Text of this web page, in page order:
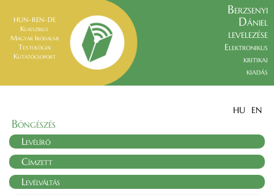
HUN–REN–DE
Klasszikus
Magyar Irodalmi
Textológiai
Kutatócsoport
Berzsenyi
Dániel
levelezése
Elektronikus
kritikai
kiadás
HU EN
Böngészés
Levélíró
Címzett
Levélváltás